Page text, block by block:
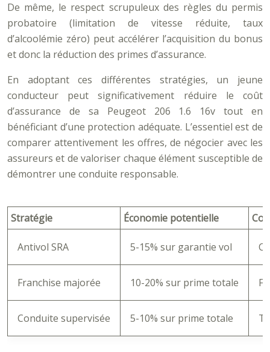
De même, le respect scrupuleux des règles du permis
probatoire (limitation de vitesse réduite, taux
d’alcoolémie zéro) peut accélérer l’acquisition du bonus
et donc la réduction des primes d’assurance.
En adoptant ces différentes stratégies, un jeune
conducteur peut significativement réduire le coût
d’assurance de sa Peugeot 206 1.6 16v tout en
bénéficiant d’une protection adéquate. L’essentiel est de
comparer attentivement les offres, de négocier avec les
assureurs et de valoriser chaque élément susceptible de
démontrer une conduite responsable.
Stratégie Économie potentielle
Antivol SRA 5-15% sur garantie vol
Franchise majorée 10-20% sur prime totale
Conduite supervisée 5-10% sur prime totale